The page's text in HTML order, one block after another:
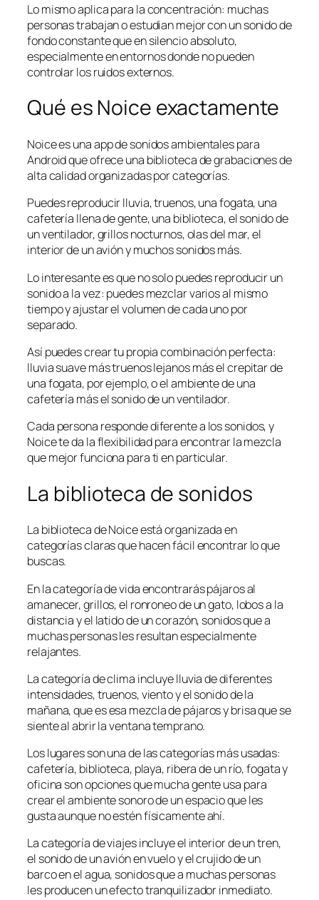
Lo mismo aplica para la concentración: muchas
personas trabajan o estudian mejor con un sonido de
fondo constante que en silencio absoluto,
especialmente en entornos donde no pueden
controlar los ruidos externos.
Qué es Noice exactamente
Noice es una app de sonidos ambientales para
Android que ofrece una biblioteca de grabaciones de
alta calidad organizadas por categorías.
Puedes reproducir lluvia, truenos, una fogata, una
cafetería llena de gente, una biblioteca, el sonido de
un ventilador, grillos nocturnos, olas del mar, el
interior de un avión y muchos sonidos más.
Lo interesante es que no solo puedes reproducir un
sonido a la vez: puedes mezclar varios al mismo
tiempo y ajustar el volumen de cada uno por
separado.
Así puedes crear tu propia combinación perfecta:
lluvia suave más truenos lejanos más el crepitar de
una fogata, por ejemplo, o el ambiente de una
cafetería más el sonido de un ventilador.
Cada persona responde diferente a los sonidos, y
Noice te da la flexibilidad para encontrar la mezcla
que mejor funciona para ti en particular.
La biblioteca de sonidos
La biblioteca de Noice está organizada en
categorías claras que hacen fácil encontrar lo que
buscas.
En la categoría de vida encontrarás pájaros al
amanecer, grillos, el ronroneo de un gato, lobos a la
distancia y el latido de un corazón, sonidos que a
muchas personas les resultan especialmente
relajantes.
La categoría de clima incluye lluvia de diferentes
intensidades, truenos, viento y el sonido de la
mañana, que es esa mezcla de pájaros y brisa que se
siente al abrir la ventana temprano.
Los lugares son una de las categorías más usadas:
cafetería, biblioteca, playa, ribera de un río, fogata y
oficina son opciones que mucha gente usa para
crear el ambiente sonoro de un espacio que les
gusta aunque no estén físicamente ahí.
La categoría de viajes incluye el interior de un tren,
el sonido de un avión en vuelo y el crujido de un
barco en el agua, sonidos que a muchas personas
les producen un efecto tranquilizador inmediato.